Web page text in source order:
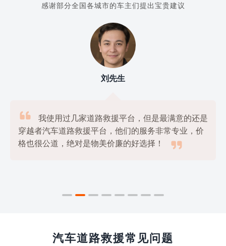
感谢部分全国各城市的车主们提出宝贵建议
刘先生

我使用过几家道路救援平台，但是最满意的还是
穿越者汽车道路救援平台，他们的服务非常专业，价
格也很公道，绝对是物美价廉的好选择！

汽车道路救援常见问题